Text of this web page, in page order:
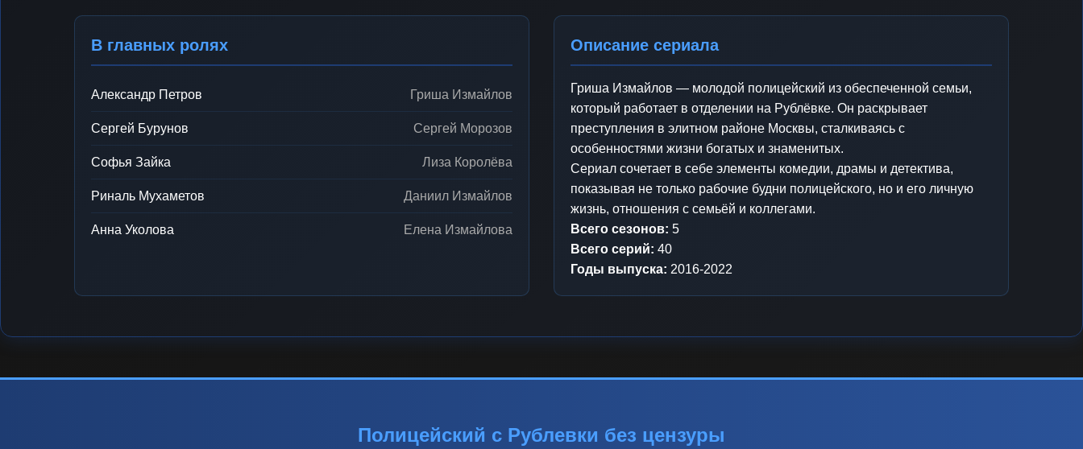
В главных ролях
Александр Петров Гриша Измайлов
Сергей Бурунов Сергей Морозов
Софья Зайка Лиза Королёва
Риналь Мухаметов Даниил Измайлов
Анна Уколова Елена Измайлова
Описание сериала
Гриша Измайлов — молодой полицейский из обеспеченной семьи,
который работает в отделении на Рублёвке. Он раскрывает
преступления в элитном районе Москвы, сталкиваясь с
особенностями жизни богатых и знаменитых.
Сериал сочетает в себе элементы комедии, драмы и детектива,
показывая не только рабочие будни полицейского, но и его личную
жизнь, отношения с семьёй и коллегами.
Всего сезонов: 5
Всего серий: 40
Годы выпуска: 2016-2022
Полицейский с Рублевки без цензуры